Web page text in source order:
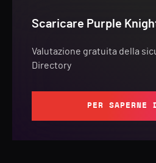
Scaricare Purple
Valutazione gratuita della
Directory
PER